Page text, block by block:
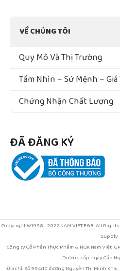
VỀ CHÚNG TÔI
Quy Mô Và Thị Trường
Tầm Nhìn – Sứ Mệnh –
Chứng Nhận Chất Lượng
ĐÃ ĐĂNG KÝ
Copyright ©1998 - 2022 NAM VIET F&B. All
Supply
Công ty Cổ Phần Thực Phẩm & NGK Nam Việt.
Dương cấp ngày Cấp
Địa chỉ: Số 994/1C đường Nguyễn Thị Minh